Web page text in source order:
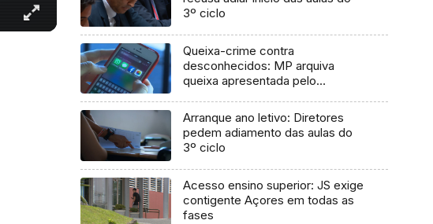
3º ciclo
Queixa-crime contra
desconhecidos: MP arquiva
queixa apresentada pelo
Arranque ano letivo: Diretores
pedem adiamento das aulas do
3º ciclo
Acesso ensino superior: JS exige
contigente Açores em todas as
fases